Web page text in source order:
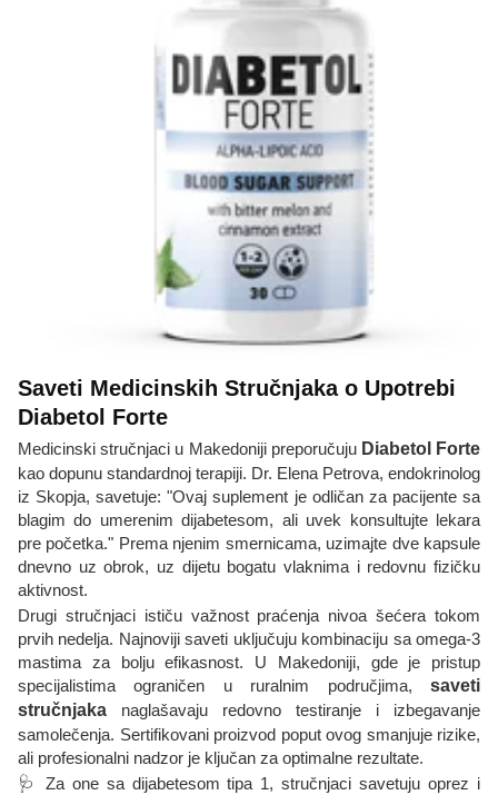
Saveti Medicinskih Stručnjaka o Upotrebi
Diabetol Forte
Medicinski stručnjaci u Makedoniji preporučuju Diabetol Forte
kao dopunu standardnoj terapiji. Dr. Elena Petrova, endokrinolog
iz Skopja, savetuje: "Ovaj suplement je odličan za pacijente sa
blagim do umerenim dijabetesom, ali uvek konsultujte lekara
pre početka." Prema njenim smernicama, uzimajte dve kapsule
dnevno uz obrok, uz dijetu bogatu vlaknima i redovnu fizičku
aktivnost.
Drugi stručnjaci ističu važnost praćenja nivoa šećera tokom
prvih nedelja. Najnoviji saveti uključuju kombinaciju sa omega-3
mastima za bolju efikasnost. U Makedoniji, gde je pristup
specijalistima ograničen u ruralnim područjima, saveti
stručnjaka naglašavaju redovno testiranje i izbegavanje
samolečenja. Sertifikovani proizvod poput ovog smanjuje rizike,
ali profesionalni nadzor je ključan za optimalne rezultate.
🩺 Za one sa dijabetesom tipa 1, stručnjaci savetuju oprez i